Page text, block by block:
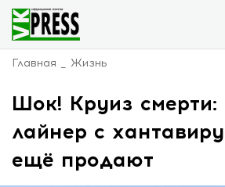
Главная Жизнь
Шок! Круиз смерти:
лайнер с
ещё продают